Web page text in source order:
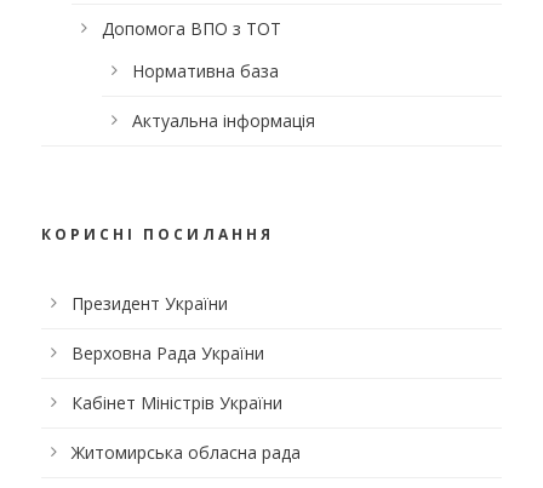
Допомога ВПО з ТОТ
Нормативна база
Актуальна інформація
КОРИСНІ ПОСИЛАННЯ
Президент України
Верховна Рада України
Кабінет Міністрів України
Житомирська обласна рада